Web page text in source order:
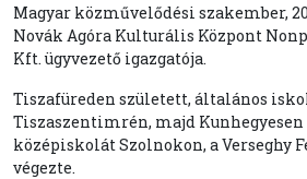
Magyar közművelődési szakember,
Novák Agóra Kulturális Központ
Kft. ügyvezető igazgatója.
Tiszafüreden született, általános
Tiszaszentimrén, majd
középiskolát Szolnokon, a Verseghy
végezte.